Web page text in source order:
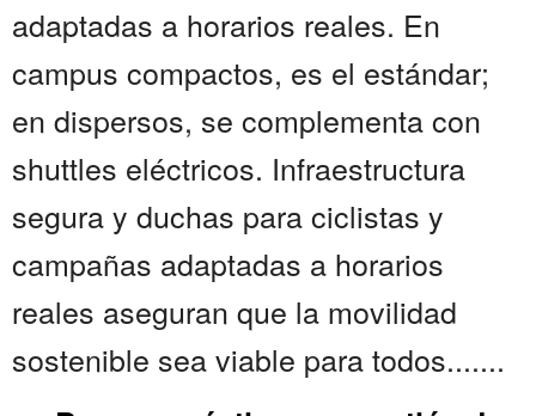
adaptadas a horarios reales. En
campus compactos, es el estándar;
en dispersos, se complementa con
shuttles eléctricos. Infraestructura
segura y duchas para ciclistas y
campañas adaptadas a horarios
reales aseguran que la movilidad
sostenible sea viable para todos.......